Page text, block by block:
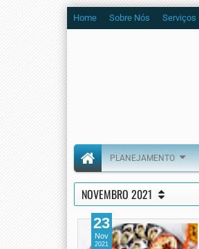
Home Sobre Nós Serviços
PLANEJAMENTO
NOVEMBRO 2021
23
Nov
2021